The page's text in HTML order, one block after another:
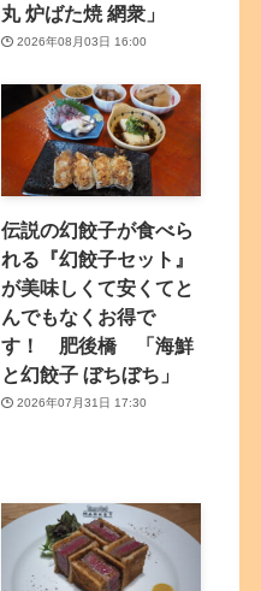
丸 炉ばた焼 網衆」
2026年08月03日 16:00
伝説の幻餃子が食べら
れる『幻餃子セット』
が美味しくて安くてと
んでもなくお得で
す！ 肥後橋 「海鮮
と幻餃子 ぼちぼち」
2026年07月31日 17:30